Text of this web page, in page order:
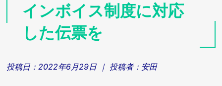
インボイス制度に対応
した伝票を
投稿日：2022年6月29日 ｜ 投稿者： 安田